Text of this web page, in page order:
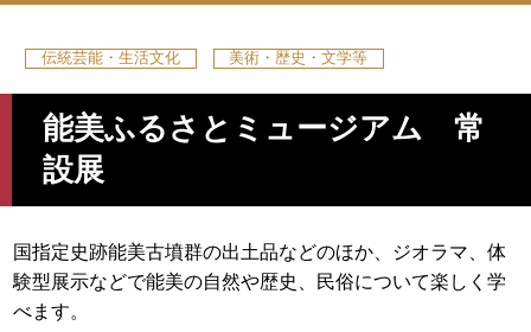
伝統芸能・生活文化 美術・歴史・文学等
能美ふるさとミュージアム 常
設展
国指定史跡能美古墳群の出土品などのほか、ジオラマ、体
験型展示などで能美の自然や歴史、民俗について楽しく学
べます。